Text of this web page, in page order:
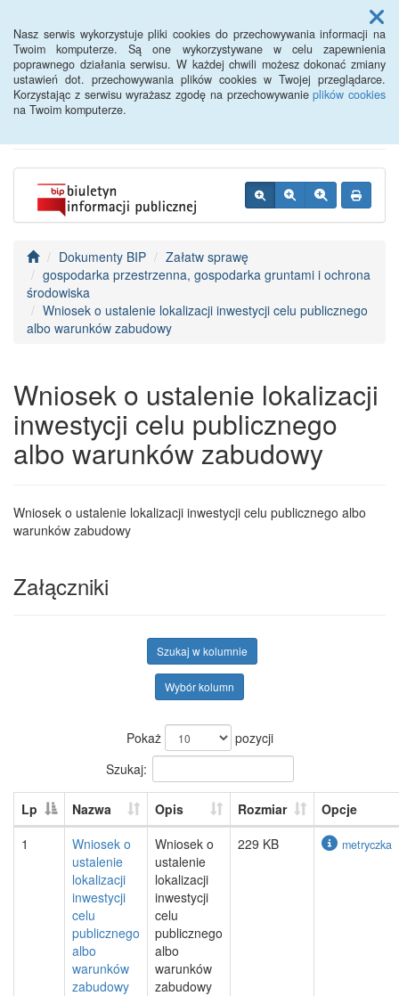
Nasz serwis wykorzystuje pliki cookies do przechowywania informacji na
Twoim komputerze. Są one wykorzystywane w celu zapewnienia
poprawnego działania serwisu. W każdej chwili możesz dokonać zmiany
ustawień dot. przechowywania plików cookies w Twojej przeglądarce.
Korzystając z serwisu wyrażasz zgodę na przechowywanieplików cookies
na Twoim komputerze.
Menu
BIP - Urząd Miejski
Wyśmierzyce
Dokumenty BIP
Załatw sprawę
gospodarka przestrzenna, gospodarka gruntami i ochrona
środowiska
Wniosek o ustalenie lokalizacji inwestycji celu publicznego
albo warunków zabudowy
Wniosek o ustalenie lokalizacji
inwestycji celu publicznego
albo warunków zabudowy
Wniosek o ustalenie lokalizacji inwestycji celu publicznego albo
warunków zabudowy
Załączniki
Szukaj w kolumnie
Wybór kolumn
Pokaż
pozycji
Szukaj:
Lp Nazwa Opis Rozmiar
Opcje
1
Wniosek o
ustalenie
lokalizacji
inwestycji
celu
publicznego
albo
warunków
zabudowy
Wniosek o
ustalenie
lokalizacji
inwestycji
celu
publicznego
albo
warunków
zabudowy
229 KB metryczka